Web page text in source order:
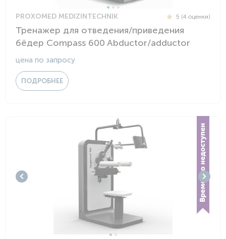
PROXOMED MEDIZINTECHNIK 5 (4 оценки)
Тренажер для отведения/приведения
бёдер Compass 600 Abductor/adductor
цена по запросу
ПОДРОБНЕЕ